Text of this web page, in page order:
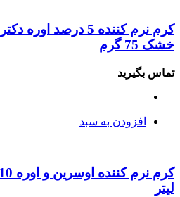
کرم نرم کننده 5
خشک 75 گرم
تماس بگیرید
افزودن به سبد
لیتر